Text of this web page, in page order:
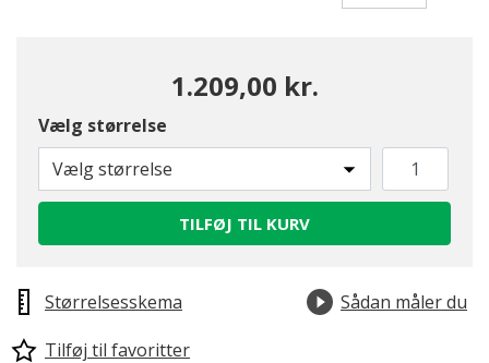
1.209,00 kr.
Vælg størrelse
Vælg størrelse
TILFØJ TIL KURV
Størrelsesskema
Sådan måler du
Tilføj til favoritter